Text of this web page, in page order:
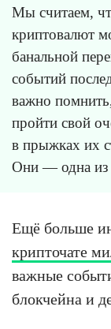
Мы считаем,
криптовалют
банальной
событий
важно
пройти свой
в прыжках их
Они — одна из
Ещё больше
крипточате
важные
блокчейна и